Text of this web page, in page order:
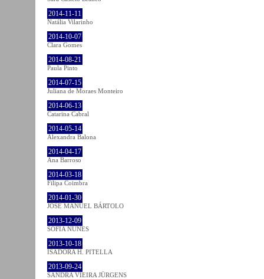
2014-11-11
Natália Vilarinho
2014-10-07
Clara Gomes
2014-08-21
Paula Pinto
2014-07-15
Juliana de Moraes Monteiro
2014-06-13
Catarina Cabral
2014-05-14
Alexandra Balona
2014-04-17
Ana Barroso
2014-03-18
Filipa Coimbra
2014-01-30
JOSÉ MANUEL BÁRTOLO
2013-12-09
SOFIA NUNES
2013-10-18
ISADORA H. PITELLA
2013-09-24
SANDRA VIEIRA JÜRGENS